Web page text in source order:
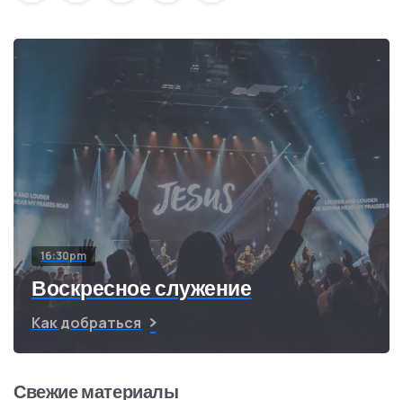
16:30pm
Воскресное служение
Как добраться
Свежие материалы